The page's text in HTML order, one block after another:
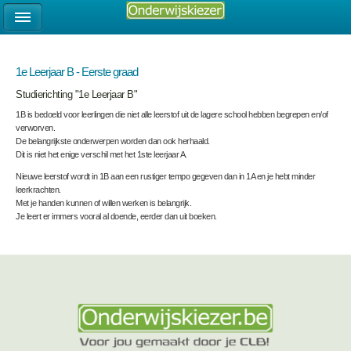
1e Leerjaar B - Eerste graad
Studierichting "1e Leerjaar B"
1B is bedoeld voor leerlingen die niet alle leerstof uit de lagere school hebben begrepen en/of
verworven.
De belangrijkste onderwerpen worden dan ook herhaald.
Dit is niet het enige verschil met het 1ste leerjaar A.
Nieuwe leerstof wordt in 1B aan een rustiger tempo gegeven dan in 1A en je hebt minder
leerkrachten.
Met je handen kunnen of willen werken is belangrijk.
Je leert er immers vooral al doende, eerder dan uit boeken.